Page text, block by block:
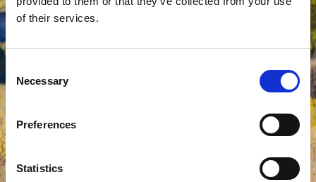
of their services.
Selection
Necessary
Preferences
Statistics